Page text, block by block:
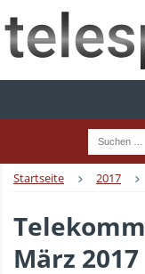
Startseite 2017
März 2017